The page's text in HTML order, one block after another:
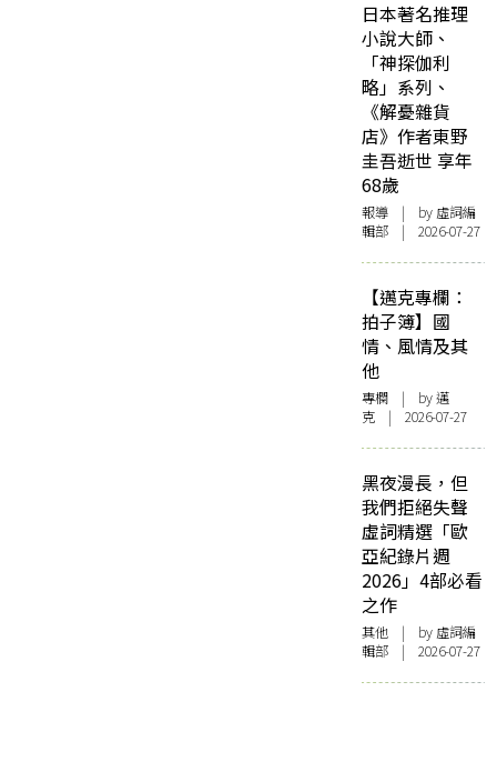
日本著名推理
小說大師、
「神探伽利
略」系列、
《解憂雜貨
店》作者東野
圭吾逝世 享年
68歲
報導 | by 虛詞編
輯部 | 2026-07-27
【邁克專欄：
拍子簿】國
情、風情及其
他
專欄 | by邁
克 | 2026-07-27
黑夜漫長，但
我們拒絕失聲
虛詞精選「歐
亞紀錄片週
2026」4部必看
之作
其他 | by 虛詞編
輯部 | 2026-07-27